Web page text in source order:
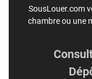
SousLouer.com
chambre ou une